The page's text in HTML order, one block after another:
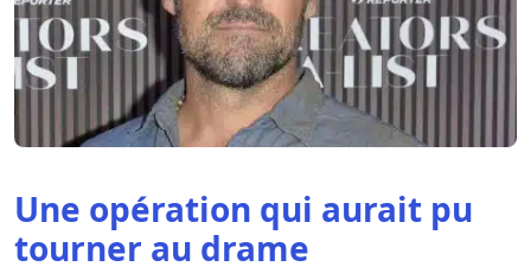
Une opération qui aurait pu
tourner au drame